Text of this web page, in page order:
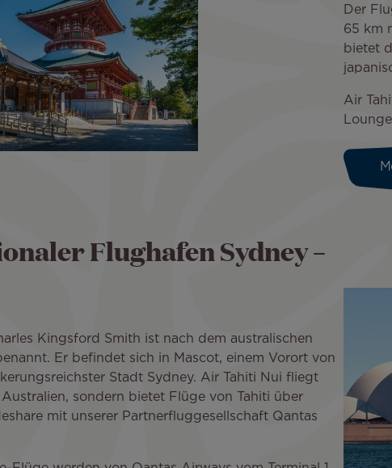
Der
65 km
bietet
Air
Flughafen Sydney –
Kingsford Smith ist nach dem australischen
Er befindet sich in Mascot, einem Vorort von
Stadt Sydney. Air Tahiti Nui fliegt
sondern bietet Flüge von Tahiti über
mit unserer Partnerfluggesellschaft Qantas